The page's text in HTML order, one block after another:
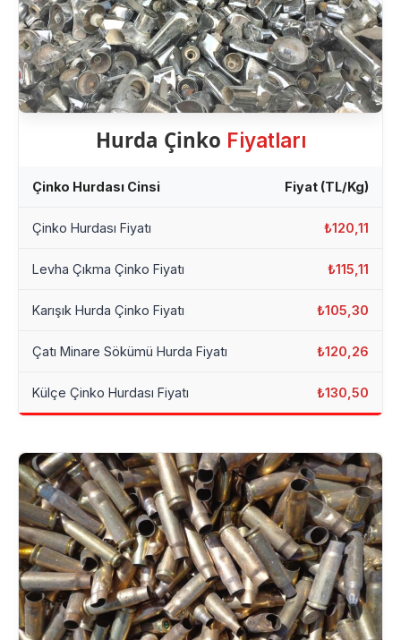
Hurda Çinko Fiyatları
Çinko Hurdası Cinsi Fiyat (TL/Kg)
Çinko Hurdası Fiyatı ₺120,11
Levha Çıkma Çinko Fiyatı ₺115,11
Karışık Hurda Çinko Fiyatı ₺105,30
Çatı Minare Sökümü Hurda Fiyatı ₺120,26
Külçe Çinko Hurdası Fiyatı ₺130,50